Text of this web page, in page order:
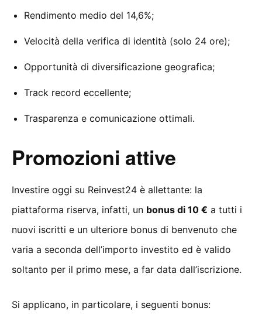
Rendimento medio del 14,6%;
Velocità della verifica di identità (solo 24 ore);
Opportunità di diversificazione geografica;
Track record eccellente;
Trasparenza e comunicazione ottimali.
Promozioni attive
Investire oggi su Reinvest24 è allettante: la
piattaforma riserva, infatti, un bonus di 10 € a tutti i
nuovi iscritti e un ulteriore bonus di benvenuto che
varia a seconda dell’importo investito ed è valido
soltanto per il primo mese, a far data dall’iscrizione.
Si applicano, in particolare, i seguenti bonus: